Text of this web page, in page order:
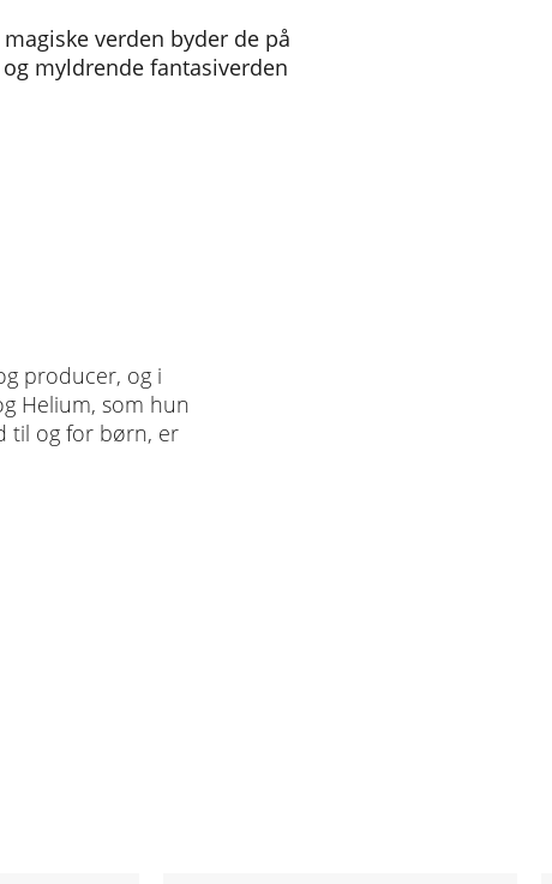
verden byder de på
myldrende fantasiverden
producer, og i
Helium, som hun
til og for børn, er